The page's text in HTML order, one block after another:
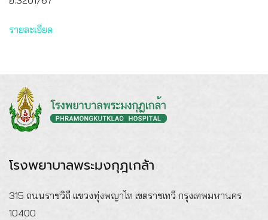
รายละเอียด
โรงพยาบาลพระมงกุฎเกล้า
315 ถนนราชวิถี แขวงทุ่งพญาไท เขตราชเทวี กรุงเทพมหานคร
10400